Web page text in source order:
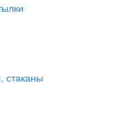
стаканы